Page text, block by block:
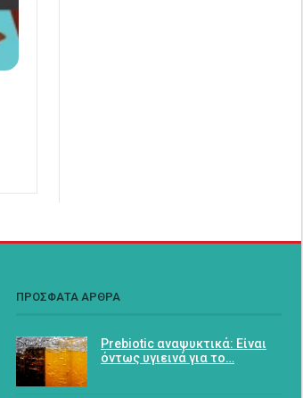
ΠΡΟΣΦΑΤΑ ΑΡΘΡΑ
Prebiotic αναψυκτικά: Είναι
όντως υγιεινά για το…